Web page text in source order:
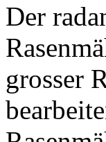
Der
grosser